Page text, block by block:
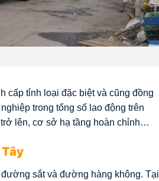
cấp tỉnh loại đặc biệt và cũng đồng
trong tổng số lao động trên
trở lên, cơ sở hạ tầng hoàn chỉnh…
sắt và đường hàng không. Tại